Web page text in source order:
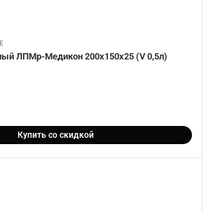
ЛПМр-Медикон 200х150х25 (V 0,5л)
Купить со скидкой